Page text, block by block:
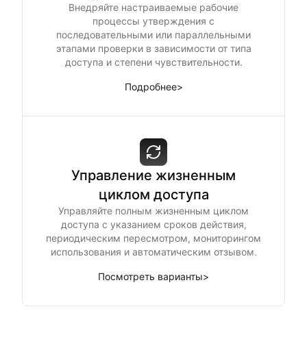
Внедряйте настраиваемые рабочие
процессы утверждения с
последовательными или параллельными
этапами проверки в зависимости от типа
доступа и степени чувствительности.
Подробнее>
Управление жизненным
циклом доступа
Управляйте полным жизненным циклом
доступа с указанием сроков действия,
периодическим пересмотром, мониторингом
использования и автоматическим отзывом.
Посмотреть варианты>